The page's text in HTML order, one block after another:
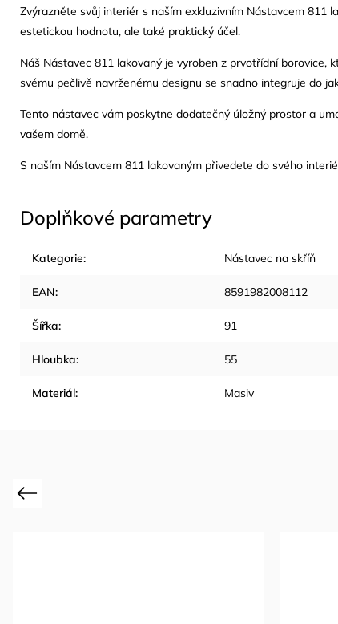
Zvýrazněte svůj interiér s naším exkluzivním Nástavcem 811
estetickou hodnotu, ale také praktický účel.
Náš Nástavec 811 lakovaný je vyroben z prvotřídní borovice,
svému pečlivě navrženému designu se snadno integruje do
Tento nástavec vám poskytne dodatečný úložný prostor a
vašem domě.
S naším Nástavcem 811 lakovaným přivedete do svého
Doplňkové parametry
Kategorie: Nástavec na skříň
EAN: 8591982008112
Šířka: 91
Hloubka: 55
Materiál: Masiv
Previous